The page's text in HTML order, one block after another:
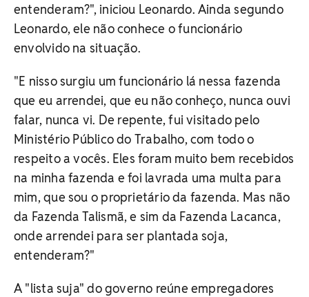
entenderam?", iniciou Leonardo. Ainda segundo
Leonardo, ele não conhece o funcionário
envolvido na situação.
"E nisso surgiu um funcionário lá nessa fazenda
que eu arrendei, que eu não conheço, nunca ouvi
falar, nunca vi. De repente, fui visitado pelo
Ministério Público do Trabalho, com todo o
respeito a vocês. Eles foram muito bem recebidos
na minha fazenda e foi lavrada uma multa para
mim, que sou o proprietário da fazenda. Mas não
da Fazenda Talismã, e sim da Fazenda Lacanca,
onde arrendei para ser plantada soja,
entenderam?"
A "lista suja" do governo reúne empregadores